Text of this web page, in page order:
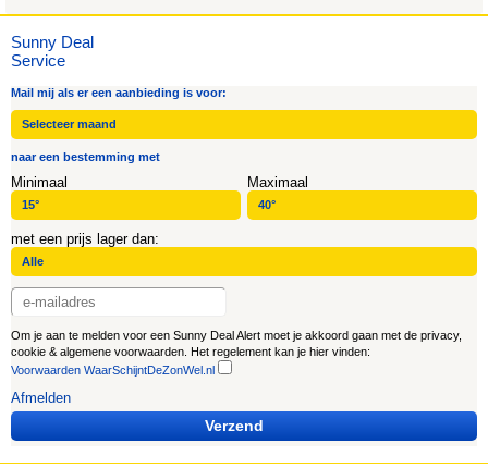
Sunny Deal
Service
Mail mij als er een aanbieding is voor:
naar een bestemming met
Minimaal Maximaal
met een prijs lager dan:
Om je aan te melden voor een Sunny Deal Alert moet je akkoord gaan met de privacy,
cookie & algemene voorwaarden. Het regelement kan je hier vinden:
Voorwaarden WaarSchijntDeZonWel.nl
Afmelden
Verzend